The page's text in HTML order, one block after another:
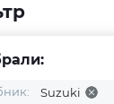
Suzuki